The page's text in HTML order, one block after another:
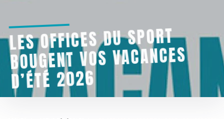
LES OFFICES DU SPORT
BOUGENT VOS VACANCES
D’ÉTÉ 2026